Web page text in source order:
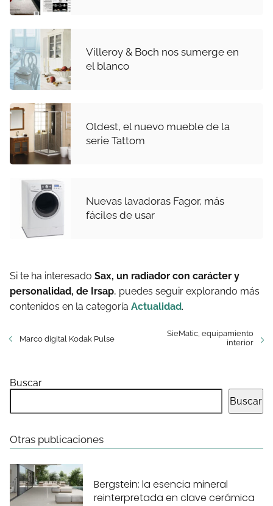
Villeroy & Boch nos sumerge en
el blanco
Oldest, el nuevo mueble de la
serie Tattom
Nuevas lavadoras Fagor, más
fáciles de usar
Si te ha interesado Sax, un radiador con carácter y
personalidad, de Irsap, puedes seguir explorando más
contenidos en la categoría Actualidad.
Marco digital Kodak Pulse
SieMatic, equipamiento
interior
Buscar
Buscar
Otras publicaciones
Bergstein: la esencia mineral
reinterpretada en clave cerámica